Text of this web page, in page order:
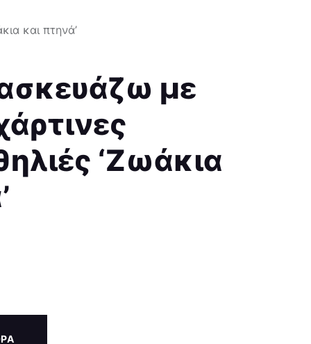
και πτηνά’
με
‘Ζωάκια